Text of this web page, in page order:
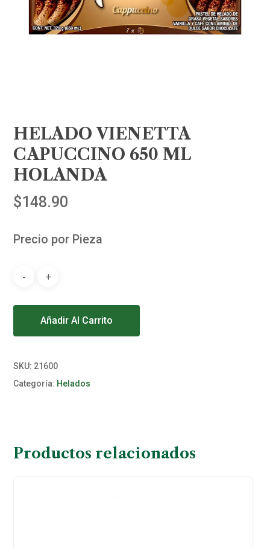
HELADO VIENETTA
CAPUCCINO 650 ML
HOLANDA
$148.90
Precio por Pieza
Añadir Al Carrito
SKU: 21600
Categoría: Helados
Productos relacionados